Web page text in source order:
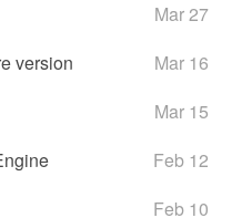
Mar 27
version
Mar 16
Mar 15
Feb 12
Feb 10